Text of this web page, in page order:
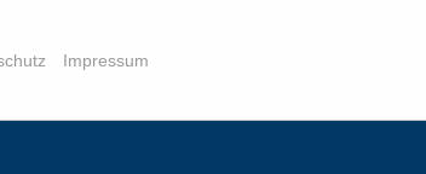
Impressum